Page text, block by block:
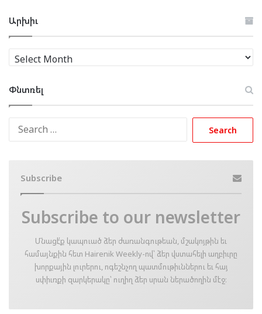
Արխիւ
Արխիւ
Փնտռել
Subscribe
Subscribe to our newsletter
Մնացէ՛ք կապուած ձեր ժառանգութեան, մշակոյթին եւ
համայնքին հետ Hairenik Weekly-ով՝ ձեր վստահելի աղբիւրը
խորքային լուրերու, ոգեշնչող պատմութիւններու եւ հայ
սփիւռքի զարկերակը՝ ուղիղ ձեր սրան ներածողին մէջ։